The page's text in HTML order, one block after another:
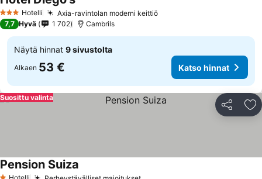
3 Tähtiluokitus
Hotelli Axia-ravintolan moderni keittiö
7,7 Hyvä 1 702 Cambrils
Näytä hinnat 9 sivustolta
Alkaen 53 € Katso hinnat
Jaa
Suosittu valinta
Hotelli
Pension Suiza